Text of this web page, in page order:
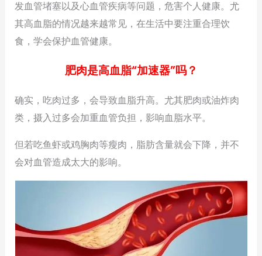
发血管堵塞以及心血管疾病等问题，危害个人健康。尤
其高血脂的情况越来越常见，在生活中要注重合理饮
食，学会保护血管健康。
肥肉是高血脂“加速器”吗？
确实，吃肉过多，会导致血脂升高。尤其肥肉或油炸肉
类，摄入过多会加重血管负担，影响血脂水平。
但若吃鱼虾或鸡胸肉等瘦肉，脂肪含量就会下降，并不
会对血管造成太大的影响。